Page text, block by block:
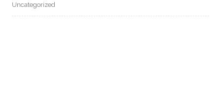
Uncategorized